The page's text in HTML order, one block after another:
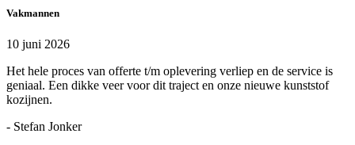
Vakmannen
10 juni 2026
Het hele proces van offerte t/m oplevering verliep en de service is
geniaal. Een dikke veer voor dit traject en onze nieuwe kunststof
kozijnen.
- Stefan Jonker